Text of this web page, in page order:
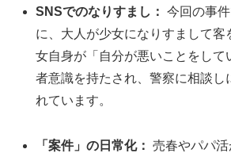
SNSでのなりすまし： 今回の事
に、大人が少女になりすまして客
女自身が「自分が悪いことをして
者意識を持たされ、警察に相談し
れています。
「案件」の日常化： 売春やパパ